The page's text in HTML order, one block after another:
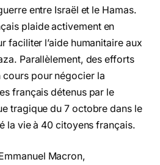
entre Israël et le Hamas.
plaide activement en
faciliter l’aide humanitaire aux
Parallèlement, des efforts
pour négocier la
français détenus par le
tragique du 7 octobre dans le
la vie à 40 citoyens français.
Macron,